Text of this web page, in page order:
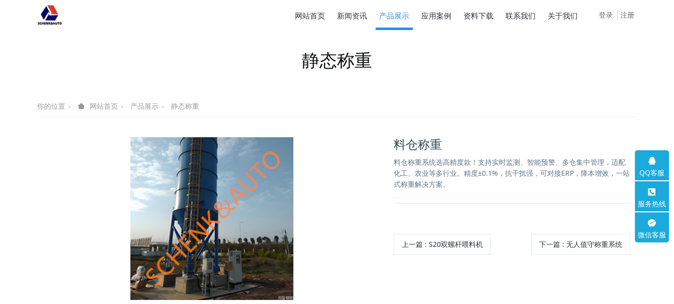
登录 注册
网站首页 新闻资讯 产品展示 应用案例 资料下载 联系我们 关于我们
静态称重
你的位置 网站首页 产品展示 静态称重
料仓称重
料仓称重系统选高精度款！支持实时监测、智能预警、多仓集中管理，适配
化工、农业等多行业。精度±0.1%，抗干扰强，可对接ERP，降本增效，一站
式称重解决方案。
上一篇: S20双螺杆喂料机 下一篇 : 无人值守称重系统
QQ客服
服务热线
微信客服